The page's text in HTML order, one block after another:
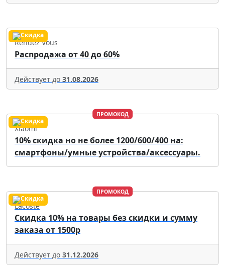
Rendez Vous
Распродажа от 40 до 60%
Действует до 31.08.2026
ПРОМОКОД
Xiaomi
10% скидка но не более 1200/600/400 на:
смартфоны/умные устройства/аксессуары.
ПРОМОКОД
Lacoste
Скидка 10% на товары без скидки и сумму
заказа от 1500р
Действует до 31.12.2026